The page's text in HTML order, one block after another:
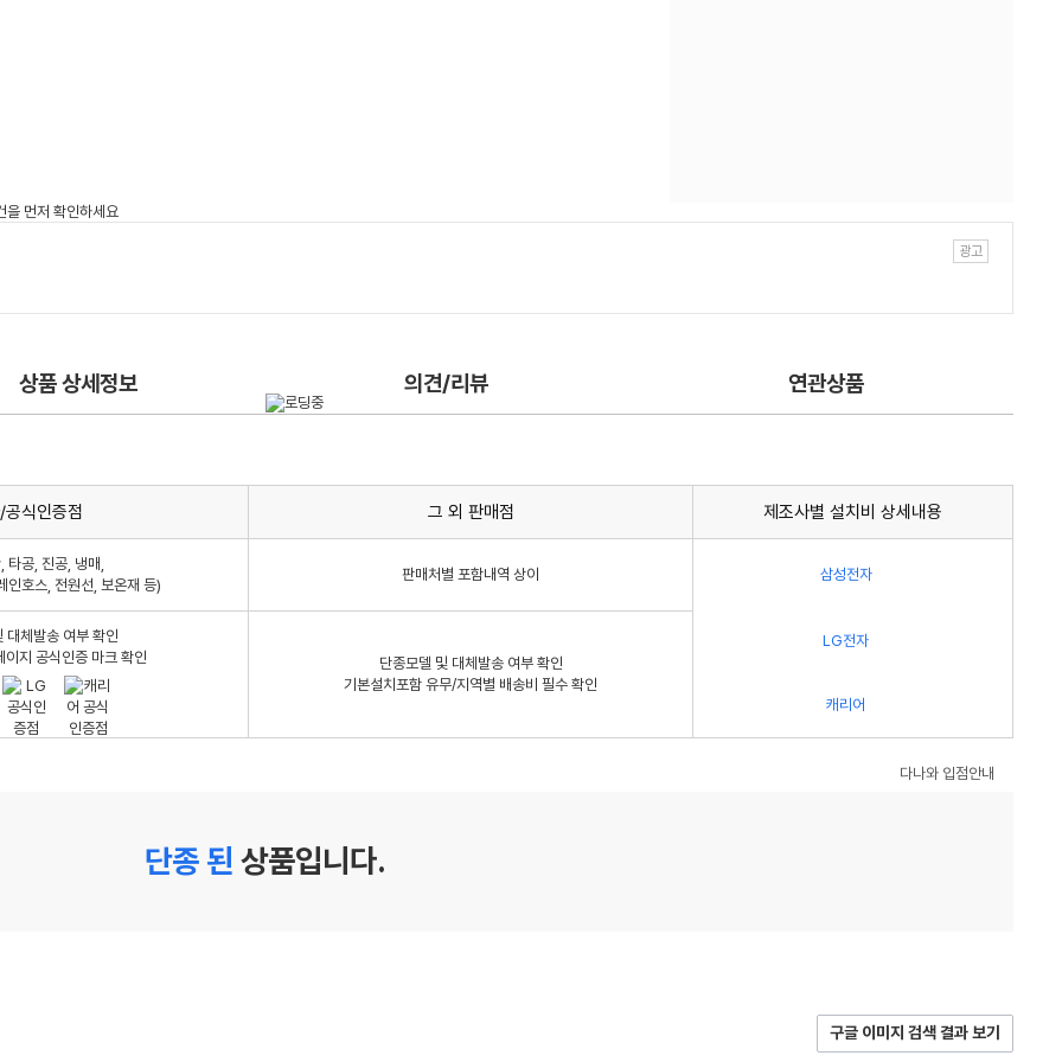
상품 상세정보 의견/리뷰 연관상품
공식인증점 그 외 판매점 제조사별 설치비 상세내용
타공, 진공, 냉매,
인호스, 전원선, 보온재 등)
판매처별 포함내역 상이 삼성전자
대체발송 여부 확인
지 공식인증 마크 확인
단종모델 및 대체발송 여부 확인
기본설치포함 유무/지역별 배송비 필수 확인
LG전자
캐리어
다나와 입점안내
단종 된 상품입니다.
구글 이미지 검색 결과 보기